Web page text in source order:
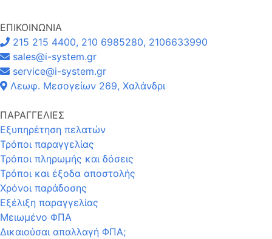
ΕΠΙΚΟΙΝΩΝΙΑ
215 215 4400, 210 6985280, 2106633990
sales@i-system.gr
service@i-system.gr
Λεωφ. Μεσογείων 269, Χαλάνδρι
ΠΑΡΑΓΓΕΛΙΕΣ
Εξυπηρέτηση πελατών
Τρόποι παραγγελίας
Τρόποι πληρωμής και δόσεις
Τρόποι και έξοδα αποστολής
Χρόνοι παράδοσης
Εξέλιξη παραγγελίας
Μειωμένο ΦΠΑ
Δικαιούσαι απαλλαγή ΦΠΑ;